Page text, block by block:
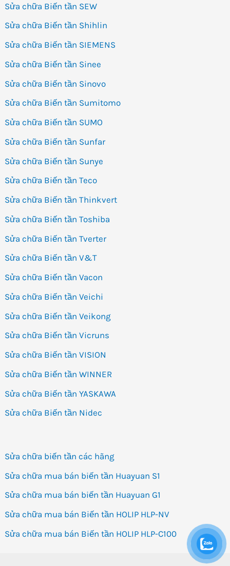
Sửa chữa Biến tần SEW
Sửa chữa Biến tần Shihlin
Sửa chữa Biến tần SIEMENS
Sửa chữa Biến tần Sinee
Sửa chữa Biến tần Sinovo
Sửa chữa Biến tần Sumitomo
Sửa chữa Biến tần SUMO
Sửa chữa Biến tần Sunfar
Sửa chữa Biến tần Sunye
Sửa chữa Biến tần Teco
Sửa chữa Biến tần Thinkvert
Sửa chữa Biến tần Toshiba
Sửa chữa Biến tần Tverter
Sửa chữa Biến tần V&T
Sửa chữa Biến tần Vacon
Sửa chữa Biến tần Veichi
Sửa chữa Biến tần Veikong
Sửa chữa Biến tần Vicruns
Sửa chữa Biến tần VISION
Sửa chữa Biến tần WINNER
Sửa chữa Biến tần YASKAWA
Sửa chữa Biến tần Nidec
Sửa chữa biến tần các hãng
Sửa chữa mua bán biến tần Huayuan S1
Sửa chữa mua bán biến tần Huayuan G1
Sửa chữa mua bán Biến tần HOLIP HLP-NV
Sửa chữa mua bán Biến tần HOLIP HLP-C100